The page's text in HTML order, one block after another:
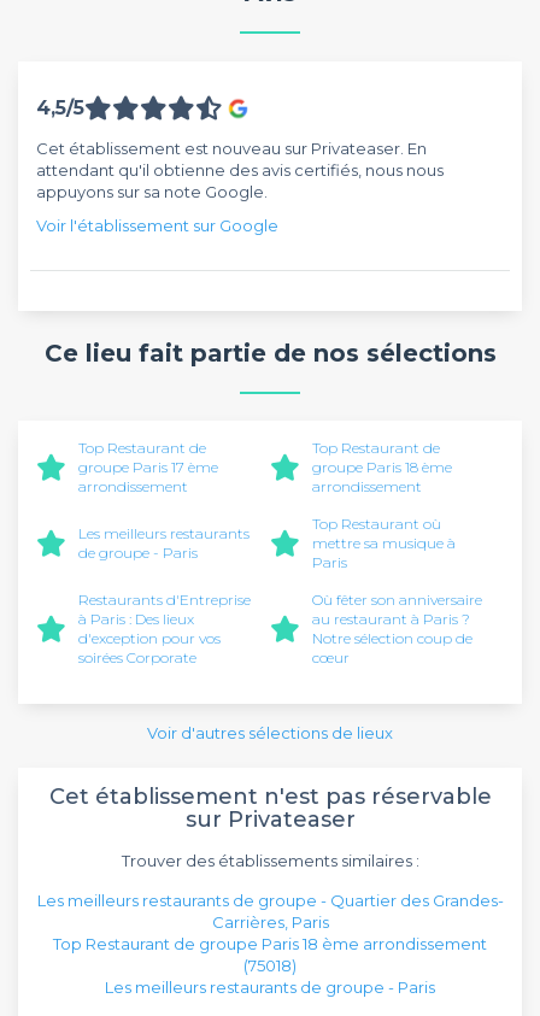
4,5/5
Cet établissement est nouveau sur Privateaser. En
attendant qu'il obtienne des avis certifiés, nous nous
appuyons sur sa note Google.
Voir l'établissement sur Google
Ce lieu fait partie de nos sélections
Top Restaurant de
groupe Paris 17 ème
arrondissement
Top Restaurant de
groupe Paris 18 ème
arrondissement
Les meilleurs restaurants
de groupe - Paris
Top Restaurant où
mettre sa musique à
Paris
Restaurants d'Entreprise
à Paris : Des lieux
d'exception pour vos
soirées Corporate
Où fêter son anniversaire
au restaurant à Paris ?
Notre sélection coup de
cœur
Voir d'autres sélections de lieux
Cet établissement n'est pas réservable
sur Privateaser
Trouver des établissements similaires :
Les meilleurs restaurants de groupe - Quartier des Grandes-
Carrières, Paris
Top Restaurant de groupe Paris 18 ème arrondissement
(75018)
Les meilleurs restaurants de groupe - Paris